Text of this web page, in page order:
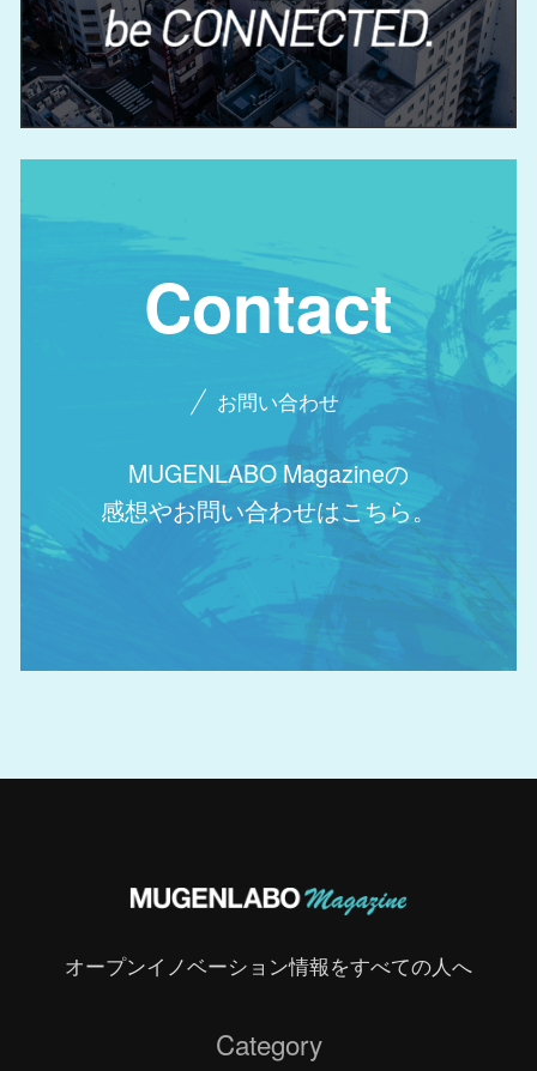
Contact
お問い合わせ
MUGENLABO Magazineの
感想やお問い合わせはこちら。
オープンイノベーション情報をすべての人へ
Category